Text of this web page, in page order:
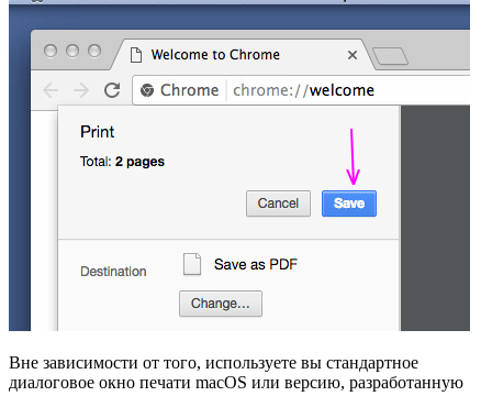
Вне зависимости от того, используете вы стандартное
диалоговое окно печати macOS или версию, разработанную